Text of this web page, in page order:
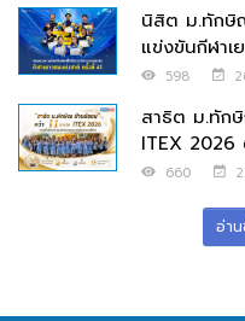
นิสิต ม.ทักษิ
แข่งขันกีฬาเ
598
สาธิต ม.ทัก
ITEX 2026
660
อ่า